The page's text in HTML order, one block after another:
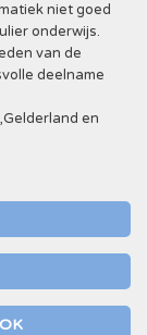
niet goed
onderwijs.
van de
deelname
en